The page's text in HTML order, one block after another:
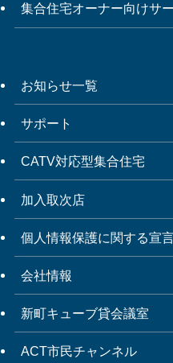
集合住宅オーナー向けサ
お知らせ一覧
サポート
CATV対応型集合住宅
加入取次店
個人情報保護に関する宣
会社情報
新町キューブ貸会議室
ACT市民チャンネル